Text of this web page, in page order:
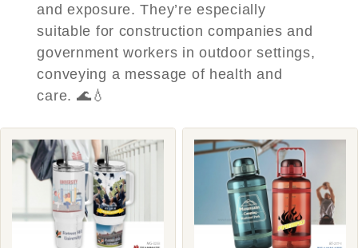
and exposure. They’re especially
suitable for construction companies and
government workers in outdoor settings,
conveying a message of health and
care. 🌊💧